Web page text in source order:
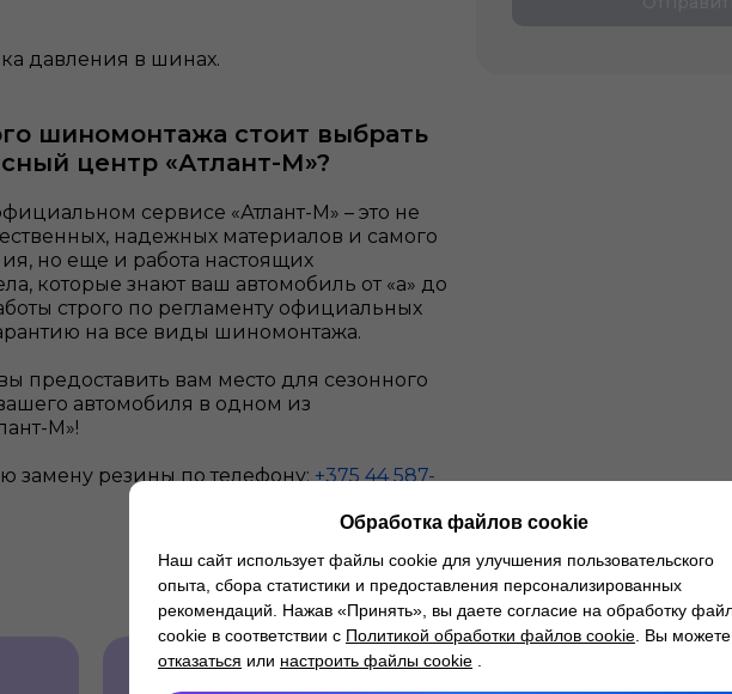
давления в шинах.
шиномонтажа стоит выбрать
центр «Атлант-М»?
сервисе «Атлант-М» – это не
надежных материалов и самого
но еще и работа настоящих
которые знают ваш автомобиль от «а» до
строго по регламенту официальных
на все виды шиномонтажа.
предоставить вам место для сезонного
автомобиля в одном из
М»!
замену резины по телефону:+375 44 587-
Обработка файлов cookie
Наш сайт использует файлы cookie для улучшения пользовательского
опыта, сбора статистики и предоставления персонализированных
рекомендаций. Нажав «Принять», вы даете согласие на обработку
cookie в соответствии с Политикой обработки файлов cookie . Вы можете
отказаться или настроить файлы cookie